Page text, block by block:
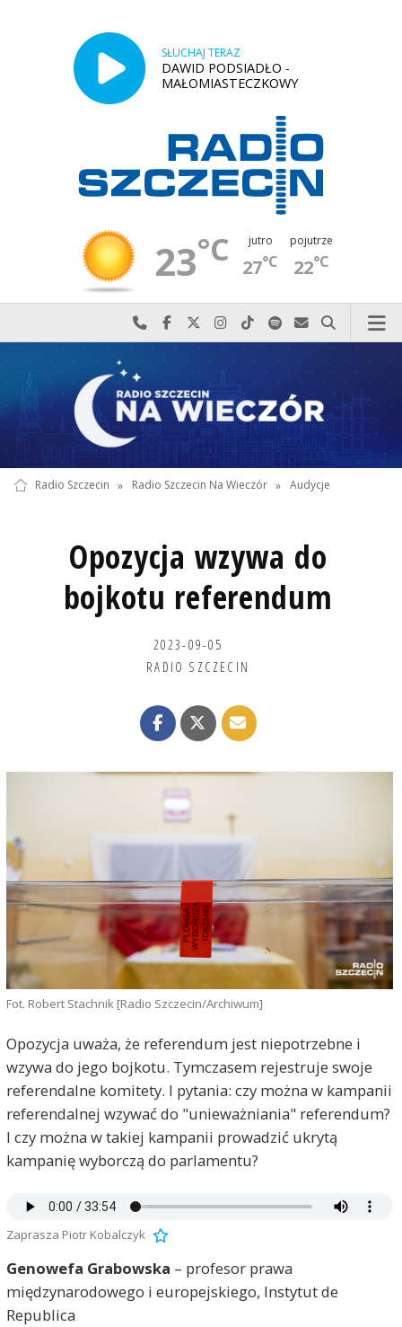
SŁUCHAJ TERAZ
DAWID PODSIADŁO -
MAŁOMIASTECZKOWY
23°C jutro
27°C
pojutrze
22°C
Najlepiej po prostu do nas zadzwoń
Odwiedź nas na Facebook-u
Odwiedź nas na X
Odwiedź nas na Instagram-ie
Odwiedź nas na TikTok-u
Szukaj nas na Spotify
Wyślij do nas
Szukaj
Radio Szczecin » Radio Szczecin Na Wieczór » Audycje
Opozycja wzywa do
bojkotu referendum
2023-09-05
RADIO SZCZECIN
Fot. Robert Stachnik [Radio Szczecin/Archiwum]
Opozycja uważa, że referendum jest niepotrzebne i
wzywa do jego bojkotu. Tymczasem rejestruje swoje
referendalne komitety. I pytania: czy można w kampanii
referendalnej wzywać do "unieważniania" referendum?
I czy można w takiej kampanii prowadzić ukrytą
kampanię wyborczą do parlamentu?
Zaprasza Piotr Kobalczyk
Genowefa Grabowska – profesor prawa
międzynarodowego i europejskiego, Instytut de
Republica